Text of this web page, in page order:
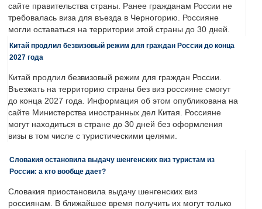
сайте правительства страны. Ранее гражданам России не
требовалась виза для въезда в Черногорию. Россияне
могли оставаться на территории этой страны до 30 дней.
Китай продлил безвизовый режим для граждан России до конца
2027 года
Китай продлил безвизовый режим для граждан России.
Въезжать на территорию страны без виз россияне смогут
до конца 2027 года. Информация об этом опубликована на
сайте Министерства иностранных дел Китая. Россияне
могут находиться в стране до 30 дней без оформления
визы в том числе с туристическими целями.
Словакия остановила выдачу шенгенских виз туристам из
России: а кто вообще дает?
Словакия приостановила выдачу шенгенских виз
россиянам. В ближайшее время получить их могут только